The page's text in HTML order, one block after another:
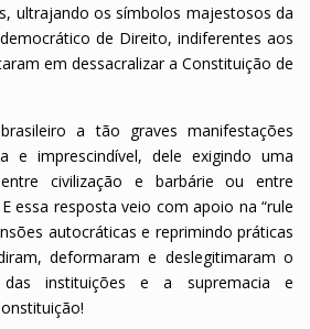
ultrajando os símbolos majestosos da
de Direito, indiferentes aos
em dessacralizar a Constituição de
a tão graves manifestações
e imprescindível, dele exigindo uma
civilização e barbárie ou entre
essa resposta veio com apoio na “rule
autocráticas e reprimindo práticas
deformaram e deslegitimaram o
das instituições e a supremacia e